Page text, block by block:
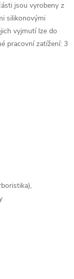
jsou vyrobeny z
silikonovými
vyjmutí lze do
pracovní zatížení: 3